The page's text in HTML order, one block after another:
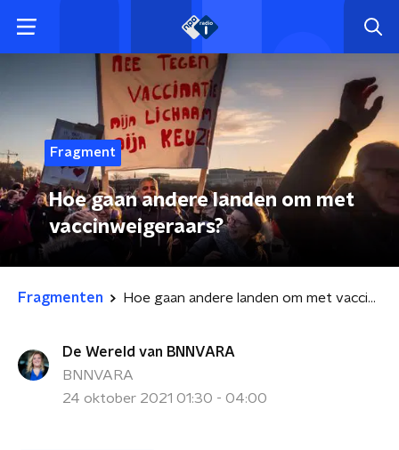
Fragment
Hoe gaan andere landen om met
vaccinweigeraars?
Fragmenten Hoe gaan andere landen om met vaccinweigeraars?
De Wereld van BNNVARA
BNNVARA
24 oktober 2021 01:30 - 04:00